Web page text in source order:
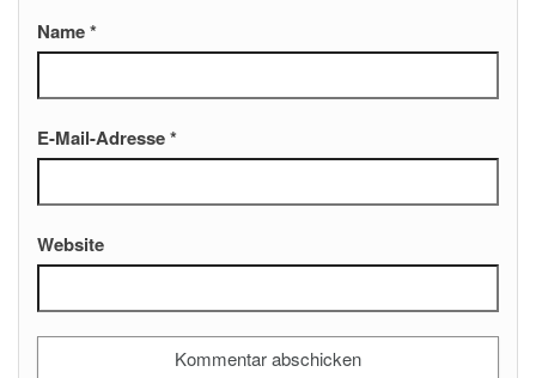
Name*
E-Mail-Adresse*
Website